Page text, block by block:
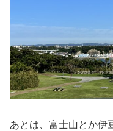
あとは、富士山とか伊